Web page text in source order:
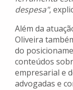
despesa",
Além da
Oliveira
do
conteúdos
empresarial e
advogadas e